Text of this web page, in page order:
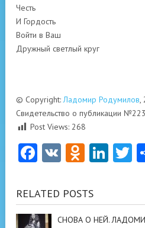
Честь
И Гордость
Войти в Ваш
Дружный светлый круг
© Copyright:Ладомир Родумилов,
Свидетельство о публикации
Post Views: 268
Facebook
VK
RELATED POSTS
СНОВА О НЕЙ.